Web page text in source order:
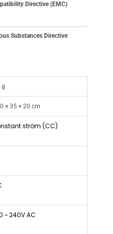
Directive (EMC)
Substances Directive
g
× 35 × 20 cm
ström (CC)
~ 240V AC